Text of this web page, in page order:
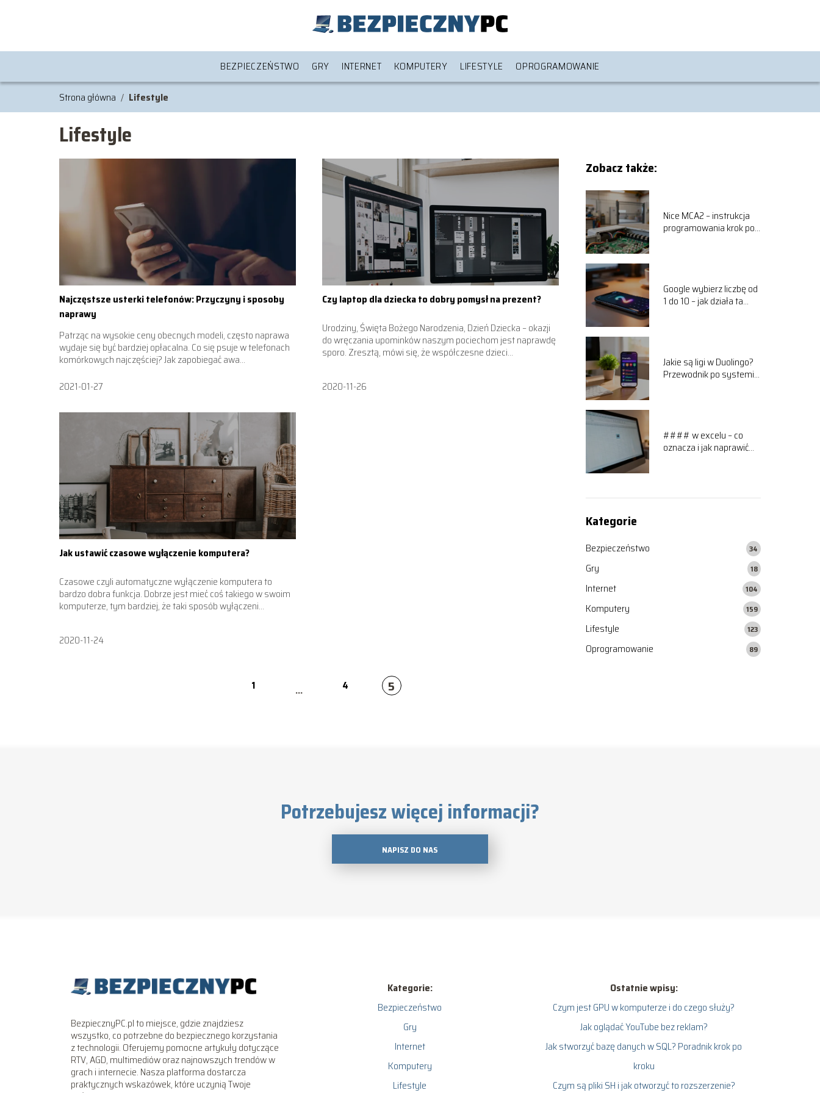
BEZPIECZEŃSTWO GRY INTERNET KOMPUTERY LIFESTYLE OPROGRAMOWANIE
Strona główna / Lifestyle
Lifestyle
Najczęstsze usterki telefonów: Przyczyny i sposoby
naprawy
Patrząc na wysokie ceny obecnych modeli, często naprawa
wydaje się być bardziej opłacalna. Co się psuje w telefonach
komórkowych najczęściej? Jak zapobiegać awa...
2021-01-27
Czy laptop dla dziecka to dobry pomysł na prezent?
Urodziny, Święta Bożego Narodzenia, Dzień Dziecka – okazji
do wręczania upominków naszym pociechom jest naprawdę
sporo. Zresztą, mówi się, że współczesne dzieci...
2020-11-26
Jak ustawić czasowe wyłączenie komputera?
Czasowe czyli automatyczne wyłączenie komputera to
bardzo dobra funkcja. Dobrze jest mieć coś takiego w swoim
komputerze, tym bardziej, że taki sposób wyłączeni...
2020-11-24
1 ... 4 5
Zobacz także:
Nice MCA2 – instrukcja
programowania krok po
Google wybierz liczbę od
1 do 10 – jak działa ta
Jakie są ligi w Duolingo?
Przewodnik po systemie
#### w excelu – co
oznacza i jak naprawić
Kategorie
Bezpieczeństwo 34
Gry 18
Internet 104
Komputery 159
Lifestyle 123
Oprogramowanie 89
Potrzebujesz więcej informacji?
NAPISZ DO NAS
BezpiecznyPC.pl to miejsce, gdzie znajdziesz
wszystko, co potrzebne do bezpiecznego korzystania
z technologii. Oferujemy pomocne artykuły dotyczące
RTV, AGD, multimediów oraz najnowszych trendów w
grach i internecie. Nasza platforma dostarcza
praktycznych wskazówek, które uczynią Twoje
Kategorie:
Bezpieczeństwo
Gry
Internet
Komputery
Lifestyle
Ostatnie wpisy:
Czym jest GPU w komputerze i do czego służy?
Jak oglądać YouTube bez reklam?
Jak stworzyć bazę danych w SQL? Poradnik krok po
kroku
Czym są pliki SH i jak otworzyć to rozszerzenie?